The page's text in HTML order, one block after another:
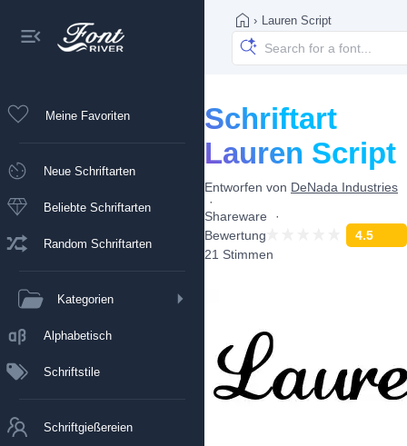
Meine Favoriten
Neue Schriftarten
Beliebte Schriftarten
Random Schriftarten
Kategorien
Alphabetisch
Schriftstile
Schriftgießereien
› Lauren Script
Schriftart
Lauren Script
Entworfen von DeNada Industries
Shareware
Bewertung
4.5
21 Stimmen